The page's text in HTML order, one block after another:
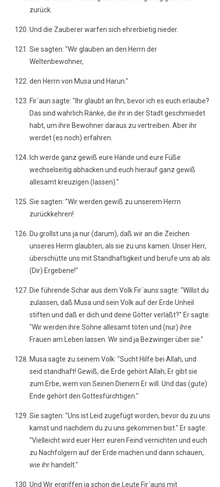
zurück.
Und die Zauberer warfen sich ehrerbietig nieder.
Sie sagten: "Wir glauben an den Herrn der
Weltenbewohner,
den Herrn von Musa und Harun."
Fir´aun sagte: "Ihr glaubt an Ihn, bevor ich es euch erlaube?
Das sind wahrlich Ränke, die ihr in der Stadt geschmiedet
habt, um ihre Bewohner daraus zu vertreiben. Aber ihr
werdet (es noch) erfahren.
Ich werde ganz gewiß eure Hände und eure Füße
wechselseitig abhacken und euch hierauf ganz gewiß
allesamt kreuzigen (lassen)."
Sie sagten: "Wir werden gewiß zu unserem Herrn
zurückkehren!
Du grollst uns ja nur (darum), daß wir an die Zeichen
unseres Herrn glaubten, als sie zu uns kamen. Unser Herr,
überschütte uns mit Standhaftigkeit und berufe uns ab als
(Dir) Ergebene!"
Die führende Schar aus dem Volk Fir´auns sagte: "Willst du
zulassen, daß Musa und sein Volk auf der Erde Unheil
stiften und daß er dich und deine Götter verläßt?" Er sagte:
"Wir werden ihre Söhne allesamt töten und (nur) ihre
Frauen am Leben lassen. Wir sind ja Bezwinger über sie."
Musa sagte zu seinem Volk: "Sucht Hilfe bei Allah, und
seid standhaft! Gewiß, die Erde gehört Allah; Er gibt sie
zum Erbe, wem von Seinen Dienern Er will. Und das (gute)
Ende gehört den Gottesfürchtigen."
Sie sagten: "Uns ist Leid zugefügt worden, bevor du zu uns
kamst und nachdem du zu uns gekommen bist." Er sagte:
"Vielleicht wird euer Herr euren Feind vernichten und euch
zu Nachfolgern auf der Erde machen und dann schauen,
wie ihr handelt."
Und Wir ergriffen ja schon die Leute Fir´auns mit